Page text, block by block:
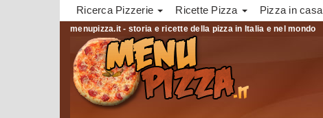
Ricerca Pizzerie Ricette Pizza Pizza in casa
menupizza.it - storia e ricette della pizza in Italia e nel mondo